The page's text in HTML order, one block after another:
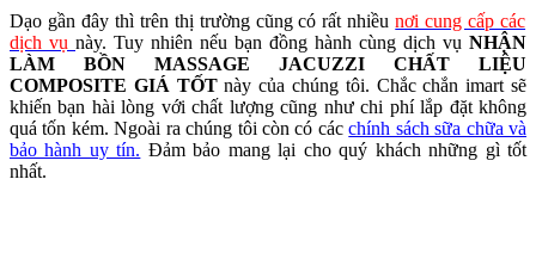
Dạo gần đây thì trên thị trường cũng có rất nhiềunơi cung cấp các
dịch vụ này. Tuy nhiên nếu bạn đồng hành cùng dịch vụ NHẬN
LÀM BỒN MASSAGE JACUZZI CHẤT LIỆU
COMPOSITE GIÁ TỐTnày của chúng tôi. Chắc chắn imart sẽ
khiến bạn hài lòng với chất lượng cũng như chi phí lắp đặt không
quá tốn kém. Ngoài ra chúng tôi còn có cácchính sách sữa chữa và
bảo hành uy tín. Đảm bảo mang lại cho quý khách những gì tốt
nhất.